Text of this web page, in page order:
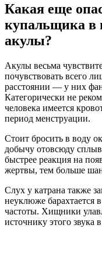
Какая еще
купальщика в
акулы?
Акулы весьма
почувствовать всего
расстоянии — у них
Категорически не
человека имеется
период менструации.
Стоит бросить в воду
добычу отовсюду
быстрее реакция на
жертвы, тем больше
Слух у катрана также
неуклюже барахтается
частоты. Хищники
источнику этого звука